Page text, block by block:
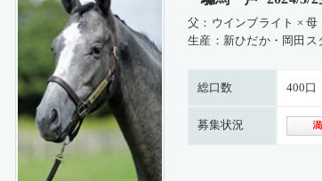
父：ウインブライト × 母
生産：新ひだか・岡田
総口数 400口
募集状況